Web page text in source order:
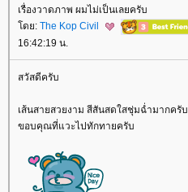
เรื่องวาดภาพ ผมไม่เป็นเลยครับ
ดย: The Kop Civil
16:42:19 น.
สวัสดีครับ
เส้นสายสวยงาม สีสันสดใสชุ่มฉ่ำมากครับ
ขอบคุณที่แวะไปทักทายครับ